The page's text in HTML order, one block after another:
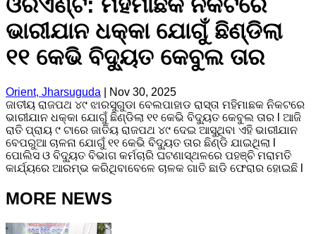
ଓରିଏଣ୍ଟ: ମହିମାଛକ ନିକଟରେ
ଭାରୀଯାନ ଧକ୍କା ଯୋଗୁଁ ଛିଣ୍ଡିଲା
୧୧ କେଭି ବିଦ୍ୟୁତ କେବୁଲ ତାର
Orient, Jharsuguda
Nov 30, 2025
ଜାତୀୟ ରାଜପଥ ୪୯ ଝାରସୁଗୁଡା ବେଲପାହାଡ ରାସ୍ତା ମହିମାଛକ ନିକଟରେ
ଭାରୀଯାନ ଧକ୍କା ଯୋଗୁଁ ଛିଣ୍ଡିଲା ୧୧ କେଭି ବିଦ୍ୟୁତ କେବୁଲ ତାର l ଆଜି
ରାତି ପ୍ରାୟ ୯ ଟାରେ ଜାତିୟ ରାଜପଥ ୪୯ ଦେଇ ଆସୁଥିବା ଏହି ଭାରୀଯାନ
ବେପରୁଆ ଚାଳନା ଯୋଗୁଁ ୧୧ କେଭି ବିଦ୍ୟୁତ ତାର ଛିଣ୍ଡି ଯାଇଥିଲା l
ପୋଲିସ ଓ ବିଦ୍ୟୁତ ବିଭାଗ କର୍ମଚାରି ଘଟଣାସ୍ଥଳରେ ପହଞ୍ଚି ମରାମତି
କାର୍ଯ୍ୟରେ ଆରମ୍ଭ କରିଥିବାବେଳେ ଚାଳକ ଗାତି ଛାଡି ଫେରାର ହୋଇଛି l
MORE NEWS